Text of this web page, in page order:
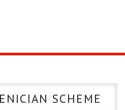
SCHEME